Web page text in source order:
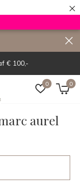
×
0 0
€ 100,-
aurel